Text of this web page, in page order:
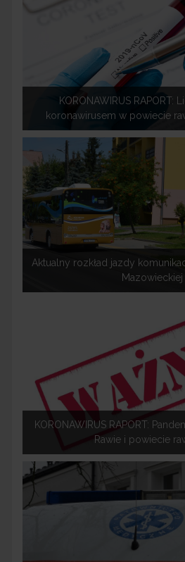
KORONAWIRUS RAPORT:
koronawirusem w powiecie
Aktualny rozkład jazdy
Mazowieckiej
KORONAWIRUS RAPORT:
Rawie i powiecie